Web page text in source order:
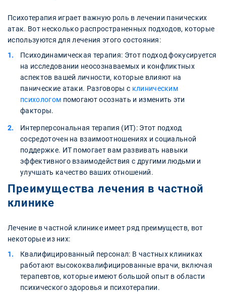
Психотерапия играет важную роль в лечении панических
атак. Вот несколько распространенных подходов, которые
используются для лечения этого состояния:
Психодинамическая терапия: Этот подход фокусируется
на исследовании неосознаваемых и конфликтных
аспектов вашей личности, которые влияют на
панические атаки. Разговоры с клиническим
психологом помогают осознать и изменить эти
факторы.
Интерперсональная терапия (ИТ): Этот подход
сосредоточен на взаимоотношениях и социальной
поддержке. ИТ помогает вам развивать навыки
эффективного взаимодействия с другими людьми и
улучшать качество ваших отношений.
Преимущества лечения в частной
клинике
Лечение в частной клинике имеет ряд преимуществ, вот
некоторые из них:
Квалифицированный персонал: В частных клиниках
работают высококвалифицированные врачи, включая
терапевтов, которые имеют большой опыт в области
психического здоровья и психотерапии.